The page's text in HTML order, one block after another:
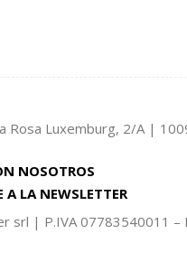
Rosa Luxemburg, 2/A |
NOSOTROS
A LA NEWSLETTER
srl | P.IVA 07783540011 –